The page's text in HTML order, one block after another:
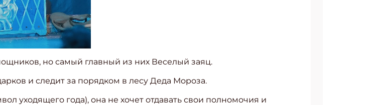
но самый главный из них Веселый заяц.
и следит за порядком в лесу Деда Мороза.
уходящего года), она не хочет отдавать свои полномочия и